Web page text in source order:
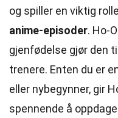
og spiller en viktig
anime-episoder. Ho-
gjenfødelse gjør den
trenere. Enten du er
eller nybegynner, gir
spennende å